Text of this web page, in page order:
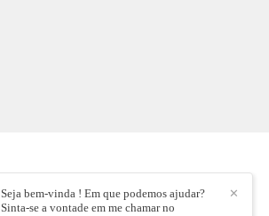
✕
Seja bem-vinda ! Em que podemos ajudar?
Sinta-se a vontade em me chamar no